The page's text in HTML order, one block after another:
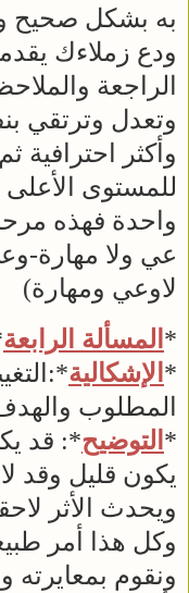
به بشكل صحيح
ودع زملاءك
الراجعة
وتعدل وترتقي
وأكثر احترافية
للمستوى الأعلى
واحدة فهذه
عي ولا مهارة-
لاوعي ومهارة)
* المسألة الرابعة
* الإشكالية
المطلوب
* التوضيح*: قد
يكون قليل وقد
ويحدث الأثر
وكل هذا أمر
ونقوم بمعايرته